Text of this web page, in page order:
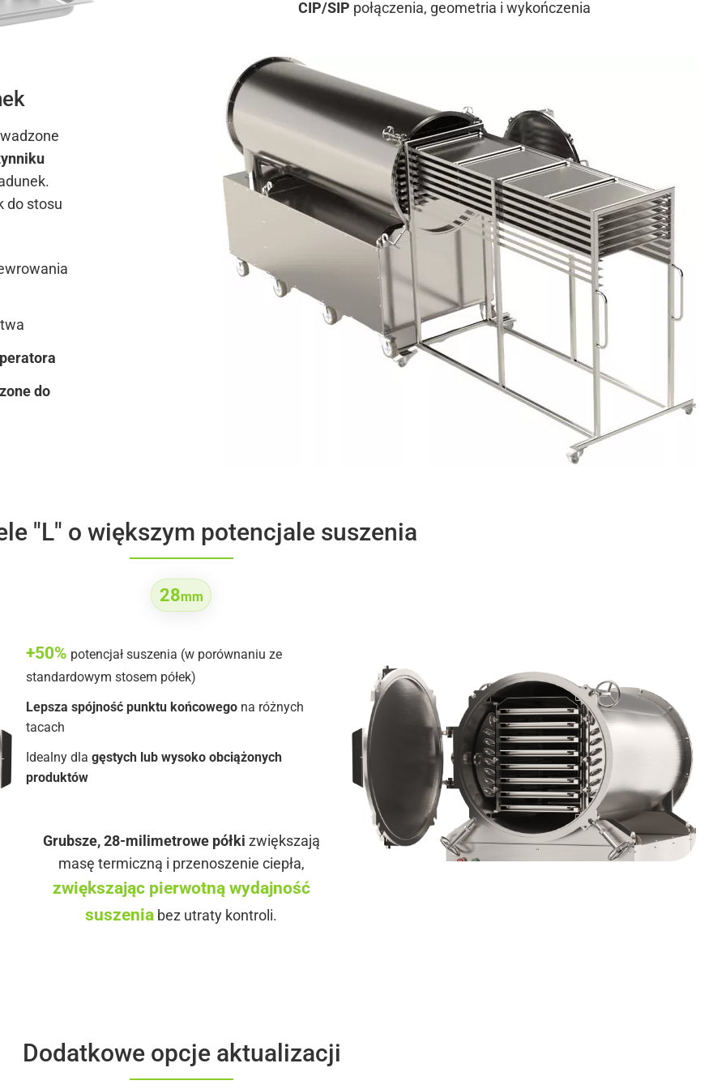
CIP/SIP połączenia, geometria i wykończenia
do stosu
do
"L" o większym potencjale suszenia
28mm
+50% potencjał suszenia (w porównaniu ze
standardowym stosem półek)
Lepsza spójność punktu końcowegona różnych
tacach
Idealny dla gęstych lub wysoko obciążonych
produktów
Grubsze, 28-milimetrowe półki zwiększają
masę termiczną i przenoszenie ciepła,
zwiększając pierwotną wydajność
suszenia bez utraty kontroli.
Dodatkowe opcje aktualizacji